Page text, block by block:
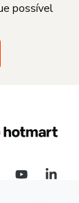
possível